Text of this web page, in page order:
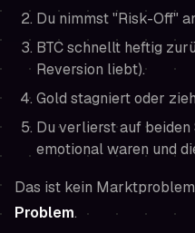
Du nimmst "Risk-Off"
BTC schnellt heftig
Reversion liebt).
Gold stagniert oder
Du verlierst auf beiden
emotional waren und
Das ist kein
Problem.